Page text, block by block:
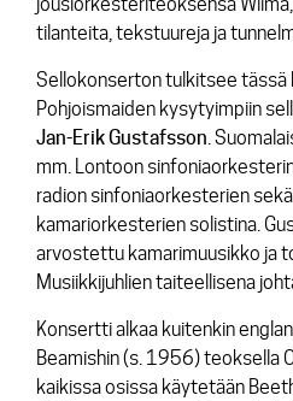
jousiorkesteriteoksensa
tilanteita, tekstuureja ja
Sellokonserton tulkitsee tässä
Pohjoismaiden kysytyimpiin
Jan-Erik Gustafsson.
mm. Lontoon
radion sinfoniaorkesterien
kamariorkesterien solistina.
arvostettu kamarimuusikko ja
Musiikkijuhlien taiteellisena
Konsertti alkaa kuitenkin
Beamishin (s. 1956) teoksella
kaikissa osissa käytetään